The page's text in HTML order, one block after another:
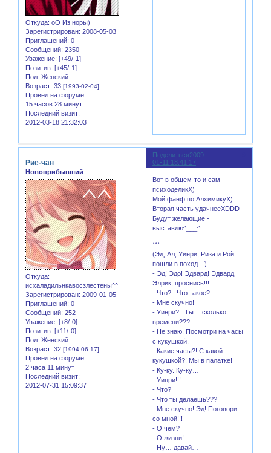
Откуда: оО Из норы)
Зарегистрирован: 2008-05-03
Приглашений: 0
Сообщений: 2350
Уважение: [+49/-1]
Позитив: [+45/-1]
Пол: Женский
Возраст: 33 [1993-02-04]
Провел на форуме:
15 часов 28 минут
Последний визит:
2012-03-18 21:32:03
Поделиться2009-
01-11 18:41:17
Рие-чан
Новоприбывший
Откуда:
исхаладильнкавосзлестены^^
Зарегистрирован: 2009-01-05
Приглашений: 0
Сообщений: 252
Уважение: [+8/-0]
Позитив: [+11/-0]
Пол: Женский
Возраст: 32 [1994-06-17]
Провел на форуме:
2 часа 11 минут
Последний визит:
2012-07-31 15:09:37
Вот в общем-то и сам
психоделикX)
Мой фанф по АлхимикуX)
Вторая часть удачнееXDDD
Будут желающие -
выставлю^___^
***
(Эд, Ал, Уинри, Риза и Рой
пошли в поход…)
- Эд! Эдо! Эдвард! Эдвард
Элрик, проснись!!!
- Что?.. Что такое?..
- Мне скучно!
- Уинри?.. Ты… сколько
времени???
- Не знаю. Посмотри на часы
с кукушкой.
- Какие часы?! С какой
кукушкой?! Мы в палатке!
- Ку-ку. Ку-ку…
- Уинри!!!
- Что?
- Что ты делаешь???
- Мне скучно! Эд! Поговори
со мной!!!
- О чем?
- О жизни!
- Ну… давай…